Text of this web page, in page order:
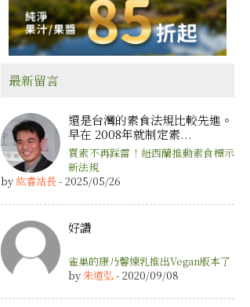
最新留言
還是台灣的素食法規比較先進。
早在 2008年就制定素...
買素不再踩雷！紐西蘭推動素食標示
新法規
by 紘睿站長- 2025/05/26
好讚
雀巢的康乃馨煉乳推出Vegan版本了
by朱道弘- 2020/09/08